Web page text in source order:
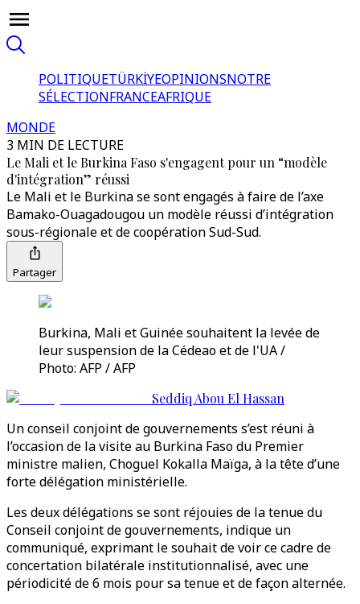
POLITIQUETÜRKİYEOPINIONSNOTRE
SÉLECTIONFRANCEAFRIQUE
MONDE
3 MIN DE LECTURE
Le Mali et le Burkina Faso s'engagent pour un “modèle
d'intégration” réussi
Le Mali et le Burkina se sont engagés à faire de l’axe
Bamako-Ouagadougou un modèle réussi d’intégration
sous-régionale et de coopération Sud-Sud.
Partager
Burkina, Mali et Guinée souhaitent la levée de
leur suspension de la Cédeao et de l'UA /
Photo: AFP / AFP
Seddiq Abou El Hassan
Un conseil conjoint de gouvernements s’est réuni à
l’occasion de la visite au Burkina Faso du Premier
ministre malien, Choguel Kokalla Maïga, à la tête d’une
forte délégation ministérielle.
Les deux délégations se sont réjouies de la tenue du
Conseil conjoint de gouvernements, indique un
communiqué, exprimant le souhait de voir ce cadre de
concertation bilatérale institutionnalisé, avec une
périodicité de 6 mois pour sa tenue et de façon alternée.